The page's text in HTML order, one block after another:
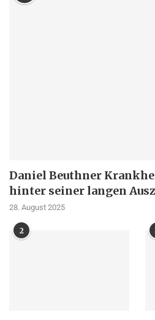
Daniel Beuthner
hinter seiner langen
28. August 2025
2